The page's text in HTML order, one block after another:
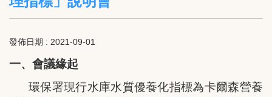
發佈日期 : 2021-09-01
一、會議緣起
環保署現行水庫水質優養化指標為卡爾森營養